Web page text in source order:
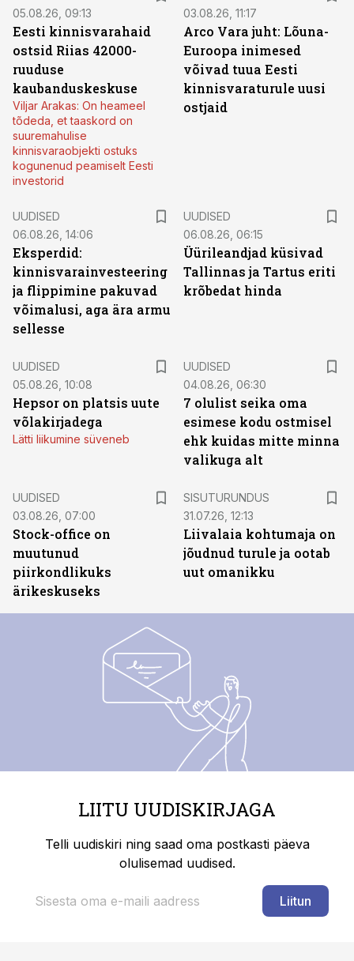
05.08.26, 09:13
Eesti kinnisvarahaid
ostsid Riias 42000-
ruuduse
kaubanduskeskuse
Viljar Arakas: On heameel
tõdeda, et taaskord on
suuremahulise
kinnisvaraobjekti ostuks
kogunenud peamiselt Eesti
investorid
03.08.26, 11:17
Arco Vara juht: Lõuna-
Euroopa inimesed
võivad tuua Eesti
kinnisvaraturule uusi
ostjaid
UUDISED
06.08.26, 14:06
Eksperdid:
kinnisvarainvesteering
ja flippimine pakuvad
võimalusi, aga ära armu
sellesse
UUDISED
06.08.26, 06:15
Üürileandjad küsivad
Tallinnas ja Tartus eriti
krõbedat hinda
UUDISED
05.08.26, 10:08
Hepsor on platsis uute
võlakirjadega
Lätti liikumine süveneb
UUDISED
04.08.26, 06:30
7 olulist seika oma
esimese kodu ostmisel
ehk kuidas mitte minna
valikuga alt
UUDISED
03.08.26, 07:00
Stock-office on
muutunud
piirkondlikuks
ärikeskuseks
SISUTURUNDUS
31.07.26, 12:13
Liivalaia kohtumaja on
jõudnud turule ja ootab
uut omanikku
LIITU UUDISKIRJAGA
Telli uudiskiri ning saad oma postkasti päeva
olulisemad uudised.
Liitun